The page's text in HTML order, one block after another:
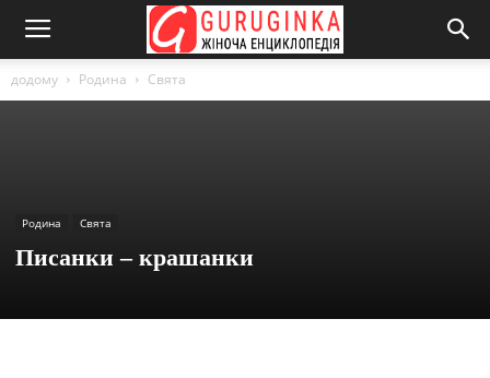
додому Родина Свята
Родина Свята
Писанки – крашанки